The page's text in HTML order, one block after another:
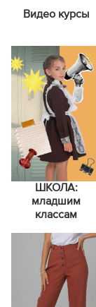
Видео курсы
ШКОЛА:
младшим
классам